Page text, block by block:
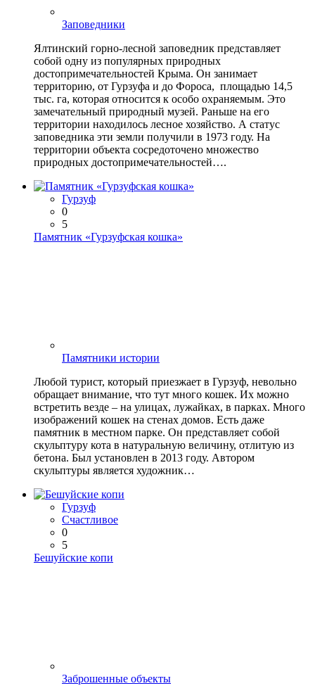
Заповедники
Ялтинский горно-лесной заповедник представляет
собой одну из популярных природных
достопримечательностей Крыма. Он занимает
территорию, от Гурзуфа и до Фороса, площадью 14,5
тыс. га, которая относится к особо охраняемым. Это
замечательный природный музей. Раньше на его
территории находилось лесное хозяйство. А статус
заповедника эти земли получили в 1973 году. На
территории объекта сосредоточено множество
природных достопримечательностей….
Гурзуф
0
5
Памятник «Гурзуфская кошка»
Памятники истории
Любой турист, который приезжает в Гурзуф, невольно
обращает внимание, что тут много кошек. Их можно
встретить везде – на улицах, лужайках, в парках. Много
изображений кошек на стенах домов. Есть даже
памятник в местном парке. Он представляет собой
скульптуру кота в натуральную величину, отлитую из
бетона. Был установлен в 2013 году. Автором
скульптуры является художник…
Гурзуф
Счастливое
0
5
Бешуйские копи
Заброшенные объекты